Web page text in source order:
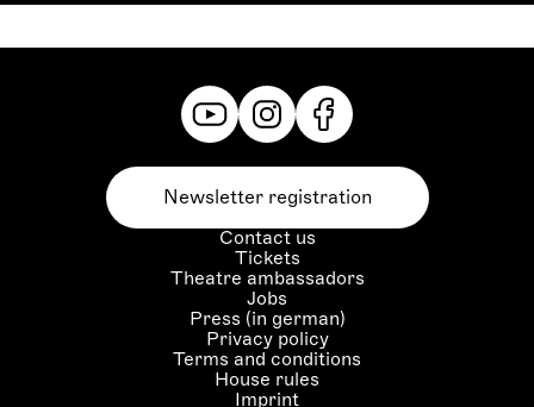
Contact us
Tickets
Theatre ambassadors
Jobs
Press (in german)
Privacy policy
Terms and conditions
House rules
Imprint
Newsletter registration